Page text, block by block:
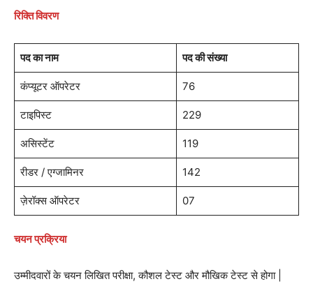
रिक्ति विवरण
पद का नाम पद की संख्या
कंप्यूटर ऑपरेटर 76
टाइपिस्ट 229
असिस्टेंट 119
रीडर / एग्जामिनर 142
ज़ेरॉक्स ऑपरेटर 07
चयन प्रक्रिया
उम्मीदवारों के चयन लिखित परीक्षा, कौशल टेस्ट और मौखिक टेस्ट से होगा |